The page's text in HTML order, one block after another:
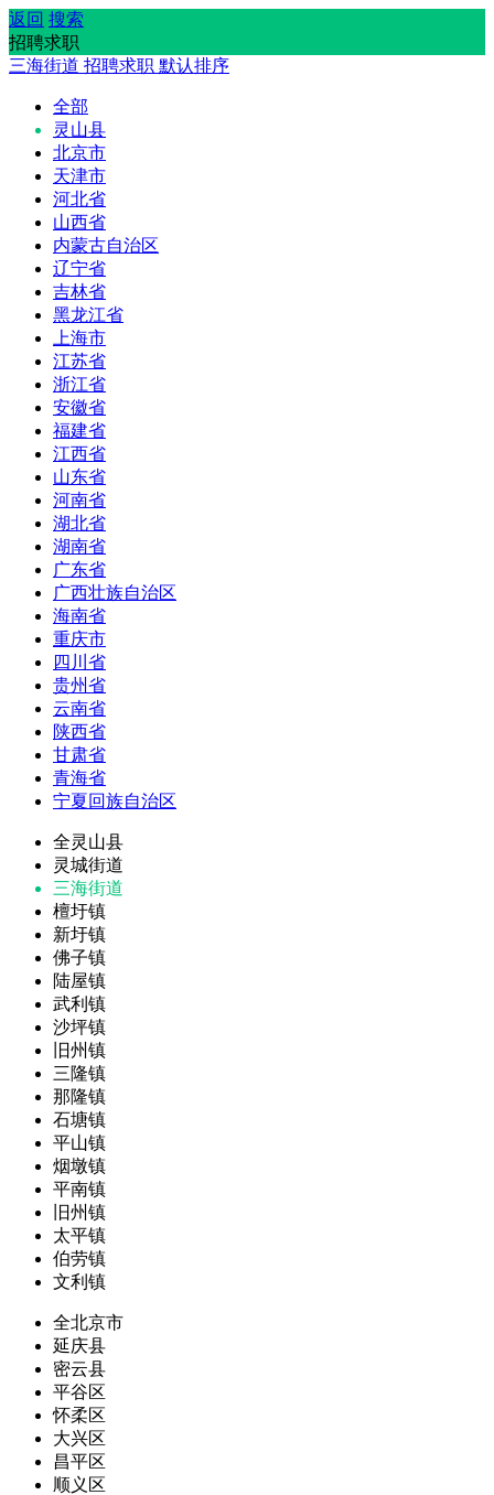
返回 搜索
招聘求职
三海街道 招聘求职 默认排序
全部
灵山县
北京市
天津市
河北省
山西省
内蒙古自治区
辽宁省
吉林省
黑龙江省
上海市
江苏省
浙江省
安徽省
福建省
江西省
山东省
河南省
湖北省
湖南省
广东省
广西壮族自治区
海南省
重庆市
四川省
贵州省
云南省
陕西省
甘肃省
青海省
宁夏回族自治区
全灵山县
灵城街道
三海街道
檀圩镇
新圩镇
佛子镇
陆屋镇
武利镇
沙坪镇
旧州镇
三隆镇
那隆镇
石塘镇
平山镇
烟墩镇
平南镇
旧州镇
太平镇
伯劳镇
文利镇
全北京市
延庆县
密云县
平谷区
怀柔区
大兴区
昌平区
顺义区